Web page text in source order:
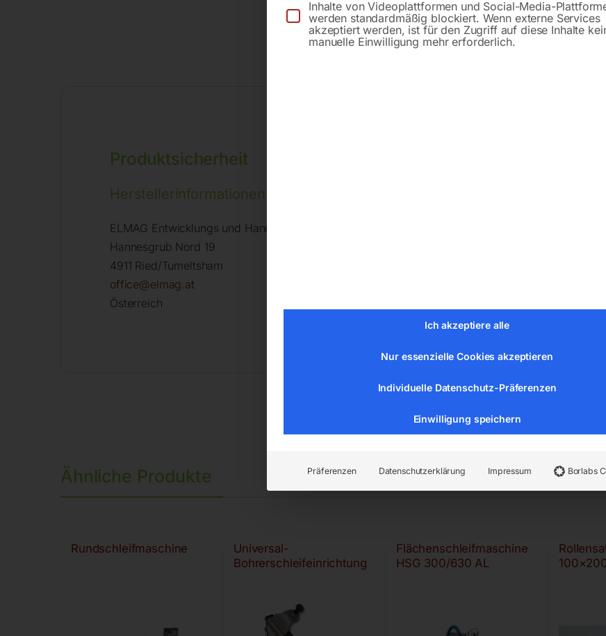
Produktsicherheit
Herstellerinformationen
ELMAG Entwicklungs und Handels GmbH
Hannesgrub Nord 19
4911 Ried/Tumeltsham
office@elmag.at
Österreich
Ähnliche Produkte
Rundschleifmaschine
Universal-
Bohrerschleifeinrichtung
Flächenschleifmaschine
HSG 300/630 AL
Inhalte von Videoplattformen und Social-Media-
werden standardmäßig blockiert. Wenn externe Services
akzeptiert werden, ist für den Zugriff auf diese Inhalte
manuelle Einwilligung mehr erforderlich.
Ich akzeptiere alle
Nur essenzielle Cookies akzeptieren
Individuelle Datenschutz-Präferenzen
Einwilligung speichern
Präferenzen Datenschutzerklärung Impressum Borlabs